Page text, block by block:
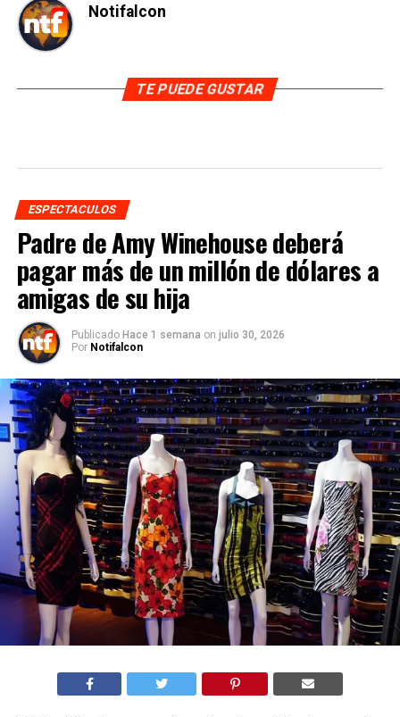
Padre de Amy Winehouse deberá
pagar más de un millón de dólares a
amigas de su hija
Hace 1 semana
Por Notifalcon